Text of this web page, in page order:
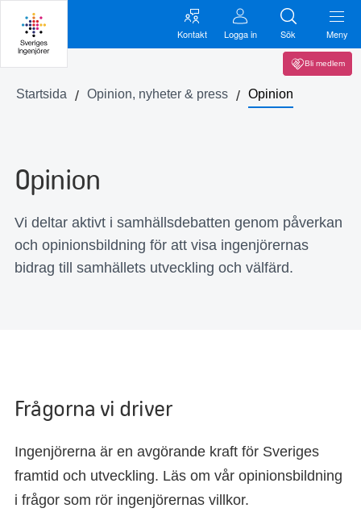
Kontakt Logga in Sök Meny
Bli medlem
Startsida Opinion, nyheter & press Opinion
Opinion
Vi deltar aktivt i samhällsdebatten genom påverkan
och opinionsbildning för att visa ingenjörernas
bidrag till samhällets utveckling och välfärd.
Frågorna vi driver
Ingenjörerna är en avgörande kraft för Sveriges
framtid och utveckling. Läs om vår opinionsbildning
i frågor som rör ingenjörernas villkor.